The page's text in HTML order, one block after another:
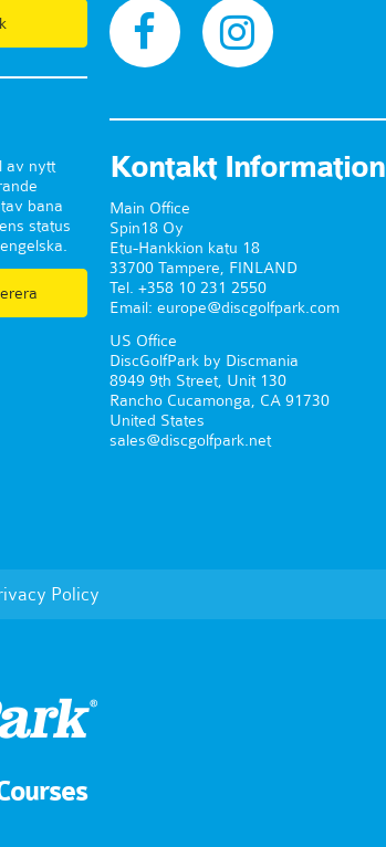
av nytt
bana
status
Kontakt Information
Main Office
Spin18 Oy
Etu-Hankkion katu 18
33700 Tampere, FINLAND
Tel. +358 10 231 2550
Email: europe@discgolfpark.com
US Office
DiscGolfPark by Discmania
8949 9th Street, Unit 130
Rancho Cucamonga, CA 91730
United States
sales@discgolfpark.net
Policy